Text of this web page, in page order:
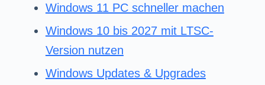
Windows 11 PC schneller machen
Windows 10 bis 2027 mit LTSC-
Version nutzen
Windows Updates & Upgrades